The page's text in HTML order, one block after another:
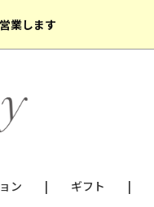
業します
ン ギフト